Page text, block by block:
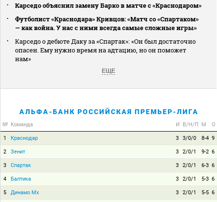
Карседо объяснил замену Барко в матче с «Краснодаром»
Футболист «Краснодара» Кривцов: «Матч со «Спартаком»
— как война. У нас с ними всегда самые сложные игры»
Карседо о дебюте Даку за «Спартак»: «Он был достаточно
опасен. Ему нужно время на адтацию, но он поможет
нам»
ЕЩЕ
АЛЬФА-БАНК РОССИЙСКАЯ ПРЕМЬЕР-ЛИГА
№ Команда И В/Н/П М О
1 Краснодар 3 3/0/0 8-4 9
2 Зенит 3 2/0/1 9-2 6
3 Спартак 3 2/0/1 6-3 6
4 Балтика 3 2/0/1 5-3 6
5 Динамо Мх 3 2/0/1 5-5 6